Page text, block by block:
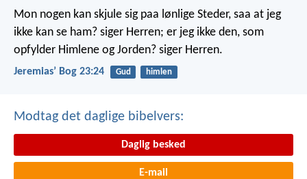
Mon nogen kan skjule sig paa lønlige Steder, saa at jeg
ikke kan se ham? siger Herren; er jeg ikke den, som
opfylder Himlene og Jorden? siger Herren.
Jeremiasʼ Bog 23:24 Gud himlen
Modtag det daglige bibelvers:
Daglig besked
E-mail